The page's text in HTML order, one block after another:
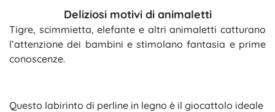
Deliziosi motivi di animaletti
Tigre, scimmietta, elefante e altri animaletti catturano
l’attenzione dei bambini e stimolano fantasia e prime
conoscenze.
Questo labirinto di perline in legno è il giocattolo ideale